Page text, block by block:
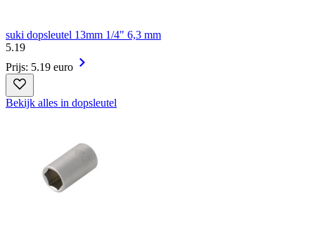
suki dopsleutel 13mm 1/4" 6,3 mm
5.19
Prijs: 5.19 euro
Bekijk alles in dopsleutel